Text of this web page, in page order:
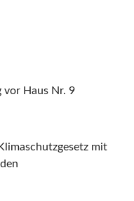
vor Haus Nr. 9
mit